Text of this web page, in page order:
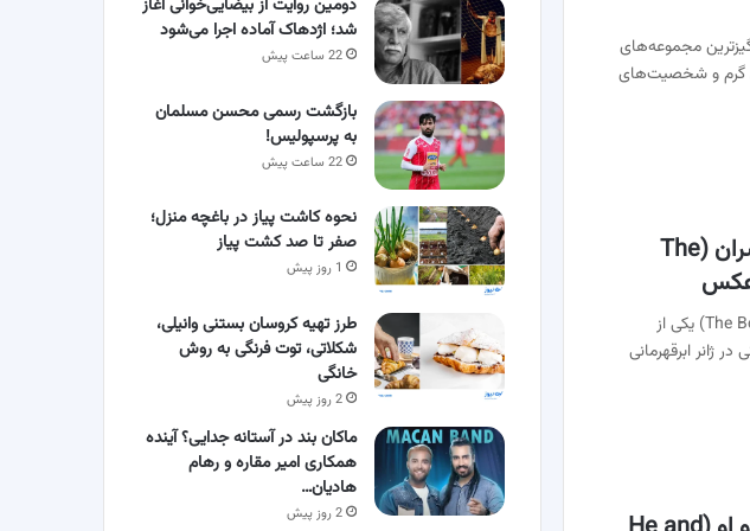
مجموعه‌های
گرم و شخصیت‌های
بیوگرافی بازیگران سریال پسران (The
به گزارش پارت نیوز؛ سریال پسران (The Boys) یکی از
ژانر ابرقهرمانی
دومین روایت از بیضایی‌خوانی آغاز
شد؛ اژدهاک آماده اجرا می‌شود
22 ساعت پیش
بازگشت رسمی محسن مسلمان
به پرسپولیس!
22 ساعت پیش
نحوه کاشت پیاز در باغچه منزل؛
صفر تا صد کشت پیاز
1 روز پیش
طرز تهیه کروسان بستنی وانیلی،
شکلاتی، توت فرنگی به روش
خانگی
2 روز پیش
ماکان بند در آستانه جدایی؟ آینده
همکاری امیر مقاره و رهام
هادیان…
2 روز پیش